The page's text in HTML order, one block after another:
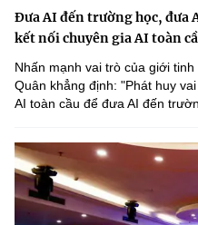
Đưa AI đến trường học, đưa
kết nối chuyên gia AI toàn
Nhấn mạnh vai trò của giới
Quân khẳng định: "Phát huy
AI toàn cầu để đưa AI đến